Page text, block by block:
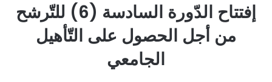
إفتتاح الدّورة السادسة (6) للتّرشح
من أجل الحصول على التّأهيل
الجامعي